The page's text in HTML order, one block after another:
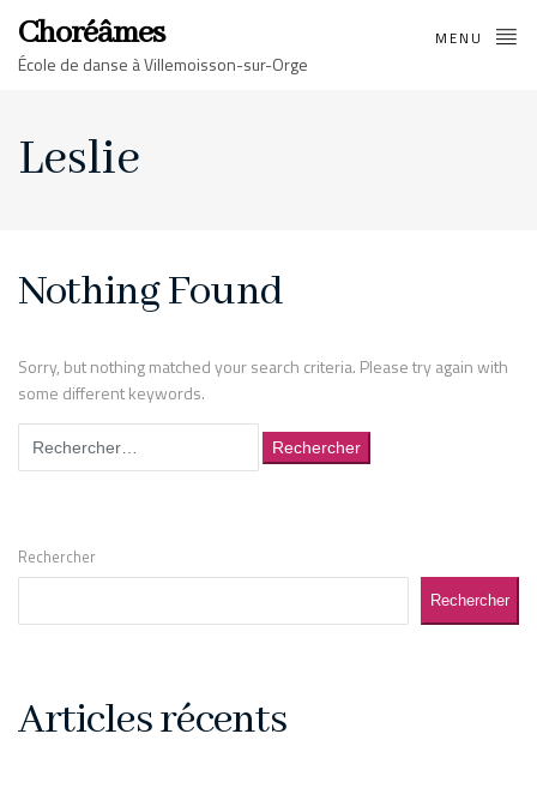
Choréâmes
École de danse à Villemoisson-sur-Orge
MENU
Leslie
Nothing Found
Sorry, but nothing matched your search criteria. Please try again with
some different keywords.
Rechercher
Rechercher
Articles récents